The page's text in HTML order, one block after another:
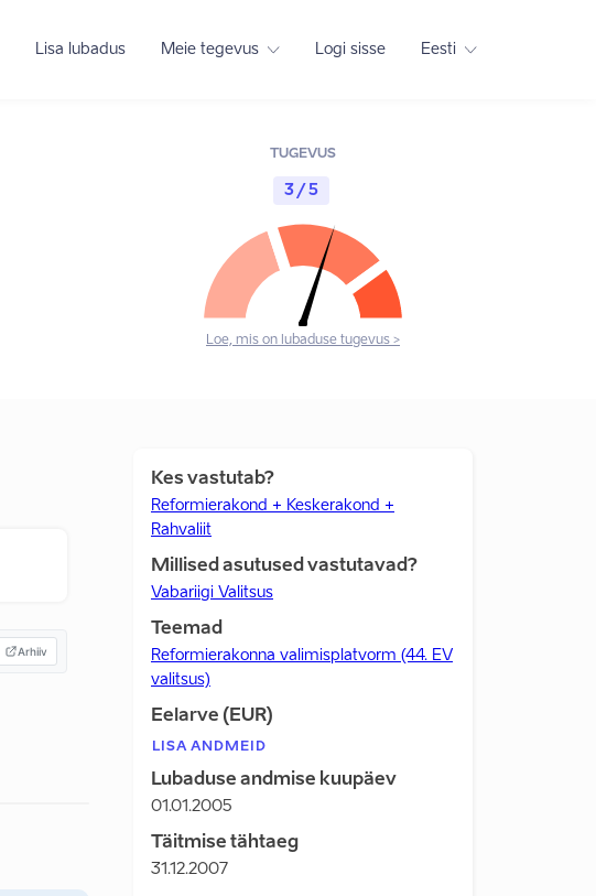
Lisa lubadus Meie tegevus Logi sisse Eesti
TUGEVUS
3 / 5
Loe, mis on lubaduse tugevus >
Arhiiv
Kes vastutab?
Reformierakond + Keskerakond +
Rahvaliit
Millised asutused vastutavad?
Vabariigi Valitsus
Teemad
Reformierakonna valimisplatvorm (44. EV
valitsus)
Eelarve (EUR)
LISA ANDMEID
Lubaduse andmise kuupäev
01.01.2005
Täitmise tähtaeg
31.12.2007